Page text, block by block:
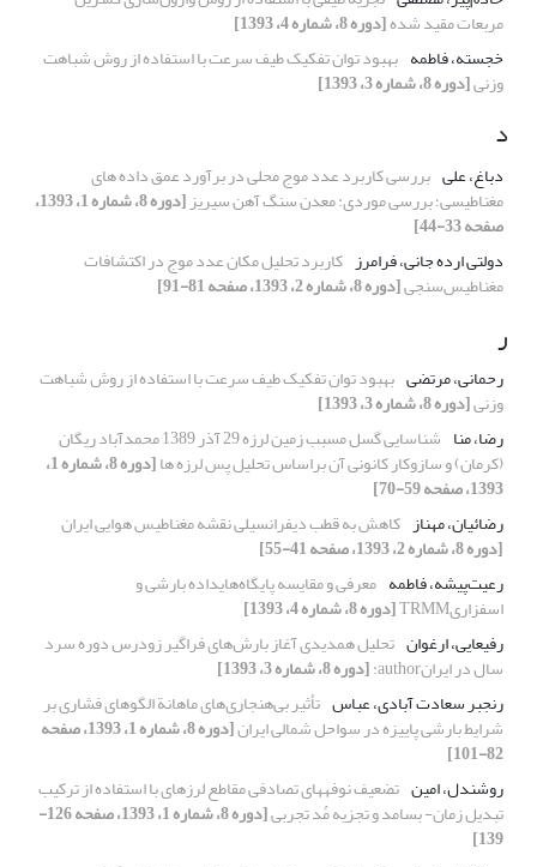
مربعات مقید شده[دوره 8، شماره 4، 1393]
خجسته، فاطمه بهبود توان تفکیک طیف سرعت با استفاده از روش شباهت
وزنی[دوره 8، شماره 3، 1393]
د
دباغ، علی بررسی کاربرد عدد موج محلی در برآورد عمق داده های
مغناطیسی؛ بررسی موردی: معدن سنگ آهن سیریز [دوره 8، شماره 1، 1393،
صفحه 33-44]
دولتی ارده جانی، فرامرز کاربرد تحلیل مکان عدد موج در اکتشافات
مغناطیس‌سنجی[دوره 8، شماره 2، 1393، صفحه 81-91]
ر
رحمانی، مرتضی بهبود توان تفکیک طیف سرعت با استفاده از روش شباهت
وزنی[دوره 8، شماره 3، 1393]
رضا، منا
شناسایی گسل مسبب زمین لرزه 29 آذر 1389 محمدآباد ریگان
(کرمان) و سازوکار کانونی آن براساس تحلیل پس لرزه ها [دوره 8، شماره 1،
1393، صفحه 59-70]
رضائیان، مهناز کاهش به قطب دیفرانسیلی نقشه مغناطیس هوایی ایران
[دوره 8، شماره 2، 1393، صفحه 41-55]
رعیت‌‌پیشه، فاطمه معرفی و مقایسه پایگاه‌هایداده بارشی و
اسفزاریTRMM
[دوره 8، شماره 4، 1393]
رفیعایی، ارغوان تحلیل همدیدی آغاز بارش‌های فراگیر زودرس دوره سرد
سال در ایرانauthor:
[دوره 8، شماره 3، 1393]
رنجبر سعادت آبادی، عباس تأثیر بی‌هنجاری‌های ماهانة الگوهای فشاری بر
شرایط بارشی پاییزه در سواحل شمالی ایران [دوره 8، شماره 1، 1393، صفحه
82-101]
روشندل، امین تضعیف نوفههای تصادفی مقاطع لرزهای با استفاده از ترکیب
تبدیل زمان- بسامد و تجزیه مُد تجربی [دوره 8، شماره 1، 1393، صفحه 126-
139]